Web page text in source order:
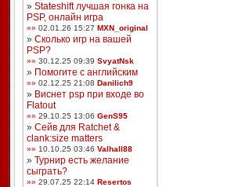
» Stateshift лучшая гонка на
PSP, онлайн игра
»» 02.01.26 15:27 MXN_original
» Сколько игр на вашей
PSP?
»» 30.12.25 09:39 SvyatNsk
» Помогите с английским
»» 02.12.25 21:08 Danilich9
» Виснет psp при входе во
Flatout
»» 29.10.25 13:06 GenS95
» Сейв для Ratchet &
clank:size matters
»» 10.10.25 03:46 Valhall88
» Турнир есть желание
сыграть?
»» 29.07.25 22:14 Resertos